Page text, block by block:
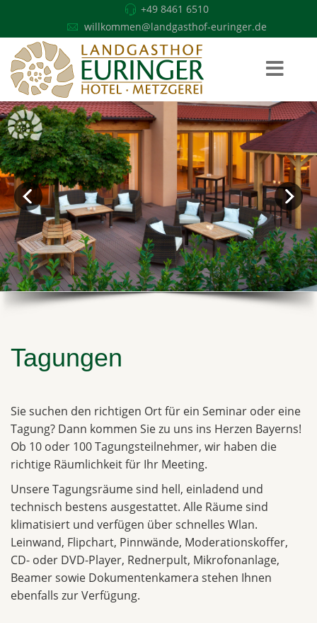
+49 8461 6510
willkommen@landgasthof-euringer.de
Tagungen
Sie suchen den richtigen Ort für ein Seminar oder eine
Tagung? Dann kommen Sie zu uns ins Herzen Bayerns!
Ob 10 oder 100 Tagungsteilnehmer, wir haben die
richtige Räumlichkeit für Ihr Meeting.
Unsere Tagungsräume sind hell, einladend und
technisch bestens ausgestattet. Alle Räume sind
klimatisiert und verfügen über schnelles Wlan.
Leinwand, Flipchart, Pinnwände, Moderationskoffer,
CD- oder DVD-Player, Rednerpult, Mikrofonanlage,
Beamer sowie Dokumentenkamera stehen Ihnen
ebenfalls zur Verfügung.